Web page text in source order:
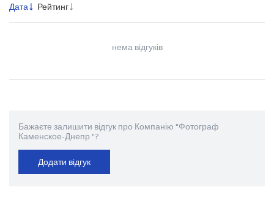
Дата Рейтинг
нема відгуків
Бажаєте залишити відгук про Компанію "Фотограф
Каменское-Днепр "?
Додати відгук